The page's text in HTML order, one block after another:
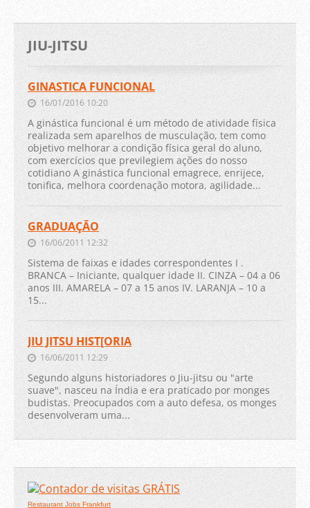
JIU-JITSU
GINASTICA FUNCIONAL
16/01/2016 10:20
A ginástica funcional é um método de atividade física
realizada sem aparelhos de musculação, tem como
objetivo melhorar a condição física geral do aluno,
com exercícios que previlegiem ações do nosso
cotidiano A ginástica funcional emagrece, enrijece,
tonifica, melhora coordenação motora, agilidade...
GRADUAÇÃO
16/06/2011 12:32
Sistema de faixas e idades correspondentes I .
BRANCA – Iniciante, qualquer idade II. CINZA – 04 a 06
anos III. AMARELA – 07 a 15 anos IV. LARANJA – 10 a
15...
JIU JITSU HIST[ORIA
16/06/2011 12:29
Segundo alguns historiadores o Jiu-jitsu ou "arte
suave", nasceu na Índia e era praticado por monges
budistas. Preocupados com a auto defesa, os monges
desenvolveram uma...
Restaurant Jobs Frankfurt